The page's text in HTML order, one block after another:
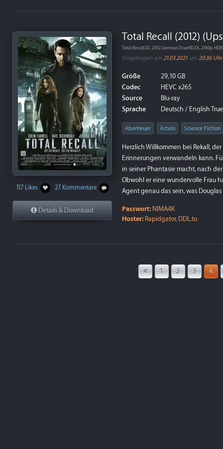
117 Likes 27 Kommentare
Details & Download
Total Recall (2012)
Eingetragen am 21.03.2021 um 20:36 Uhr
Größe
29,10 GB
Codec
HEVC x265
Source
Blu-ray
Sprache
Deutsch / English
Abenteuer Action Science Fiction
Herzlich Willkommen bei Rekall,
Erinnerungen verwandeln kann.
in seiner Phantasie macht, nach
Obwohl er eine wundervolle Frau
Agent genau das sein, was
Passwort: NIMA4K
Hoster: Rapidgator, DDL.to
1 2 3 4